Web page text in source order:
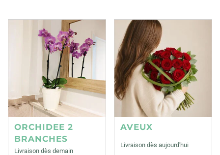
ORCHIDEE 2
BRANCHES
Livraison dès demain
AVEUX
Livraison dès aujourd'hui